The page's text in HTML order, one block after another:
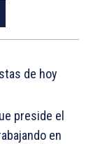
de hoy
preside el
en